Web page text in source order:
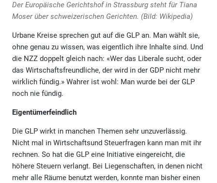
Der Europäische Gerichtshof in Strassburg steht für Tiana
Moser über schweizerischen Gerichten. (Bild: Wikipedia)
Urbane Kreise sprechen gut auf die GLP an. Man wählt sie,
ohne genau zu wissen, was eigentlich ihre Inhalte sind. Und
die NZZ doppelt gleich nach: «Wer das Liberale sucht, oder
das Wirtschaftsfreundliche, der wird in der GDP nicht mehr
wirklich fündig.» Wahrer ist wohl: Man wurde bei der GLP
noch nie fündig.
Eigentümerfeindlich
Die GLP wirkt in manchen Themen sehr unzuverlässig.
Nicht mal in Wirtschaftsund Steuerfragen kann man mit ihr
rechnen. So hat die GLP eine Initiative eingereicht, die
höhere Steuern verlangt. Bei Liegenschaften, in denen nicht
mehr alle Räume benutzt werden, konnte man bisher einen